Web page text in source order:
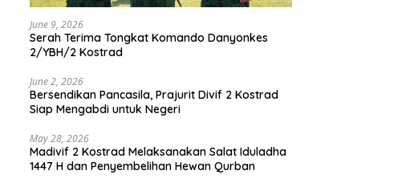
June 9, 2026
Serah Terima Tongkat Komando Danyonkes
2/YBH/2 Kostrad
June 2, 2026
Bersendikan Pancasila, Prajurit Divif 2 Kostrad
Siap Mengabdi untuk Negeri
May 28, 2026
Madivif 2 Kostrad Melaksanakan Salat Iduladha
1447 H dan Penyembelihan Hewan Qurban